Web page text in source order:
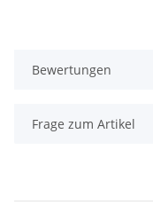
Bewertungen
Frage zum Artikel